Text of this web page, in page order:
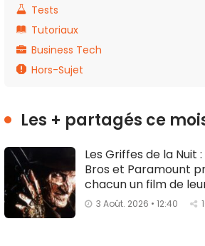
Tests
Tutoriaux
Business Tech
Hors-Sujet
Les + partagés ce
Les Griffes de la Nuit
Bros et Paramount
chacun un film de
3 Août. 2026 • 12:40